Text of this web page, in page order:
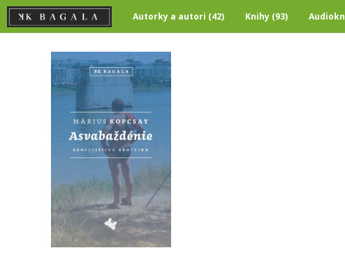
Autorky a autori (42) Knihy (93)